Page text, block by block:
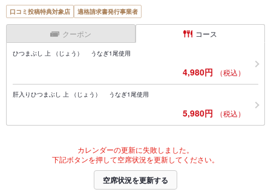
口コミ投稿特典対象店 適格請求書発行事業者
クーポン コース
ひつまぶし 上 （じょう） うなぎ1尾使用
4,980円 （税込）
肝入りひつまぶし 上 （じょう） うなぎ1尾使用
5,980円 （税込）
カレンダーの更新に失敗しました。
下記ボタンを押して空席状況を更新してください。
空席状況を更新する